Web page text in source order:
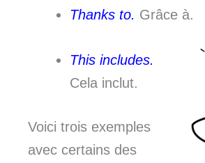
Thanks to. Grâce à.
This includes.
Cela inclut.
Voici trois exemples
avec certains des